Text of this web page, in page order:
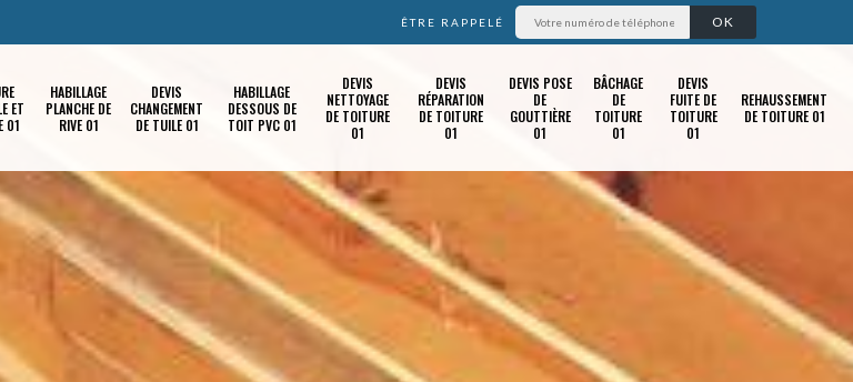
ÊTRE RAPPELÉ
ET
01
HABILLAGE
PLANCHE DE
RIVE 01
DEVIS
CHANGEMENT
DE TUILE 01
HABILLAGE
DESSOUS DE
TOIT PVC 01
DEVIS
NETTOYAGE
DE TOITURE
01
DEVIS
RÉPARATION
DE TOITURE
01
DEVIS POSE
DE
GOUTTIÈRE
01
BÂCHAGE
DE
TOITURE
01
DEVIS
FUITE DE
TOITURE
01
REHAUSSEMENT
DE TOITURE 01